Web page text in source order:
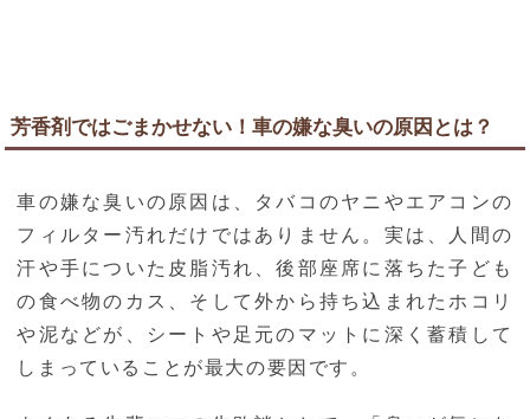
芳香剤ではごまかせない！車の嫌な臭いの原因とは？
車の嫌な臭いの原因は、タバコのヤニやエアコンの
フィルター汚れだけではありません。実は、人間の
汗や手についた皮脂汚れ、後部座席に落ちた子ども
の食べ物のカス、そして外から持ち込まれたホコリ
や泥などが、シートや足元のマットに深く蓄積して
しまっていることが最大の要因です。